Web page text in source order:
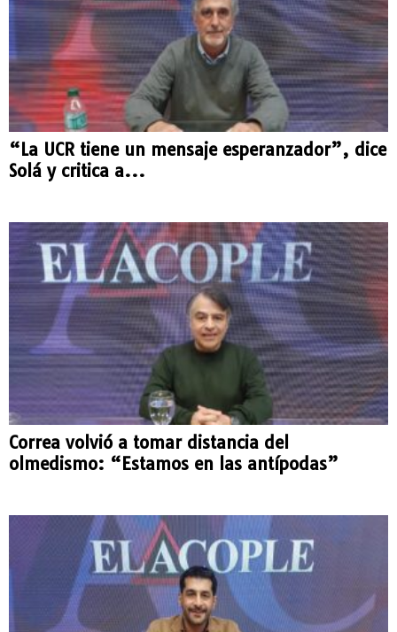
“La UCR tiene un mensaje esperanzador”, dice
Solá y critica a...
Correa volvió a tomar distancia del
olmedismo: “Estamos en las antípodas”